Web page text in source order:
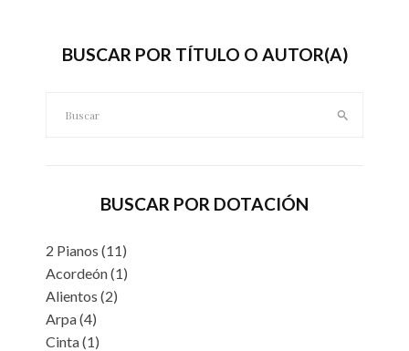
BUSCAR POR TÍTULO O AUTOR(A)
BUSCAR POR DOTACIÓN
2 Pianos (11)
Acordeón(1)
Alientos (2)
Arpa(4)
Cinta(1)